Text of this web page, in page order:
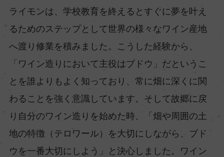
ライモンは、学校教育を終えるとすぐに夢を叶え
るためのステップとして世界の様々なワイン産地
へ渡り修業を積みました。こうした経験から、
「ワイン造りにおいて主役はブドウ」だというこ
とを誰よりもよく知っており、常に畑に深くに関
わることを強く意識しています。そして故郷に戻
り自分のワイン造りを始めた時、「畑や周囲の土
地の特徴（テロワール）を大切にしながら、ブド
ウを一番大切にしよう」と決心しました。ワイン